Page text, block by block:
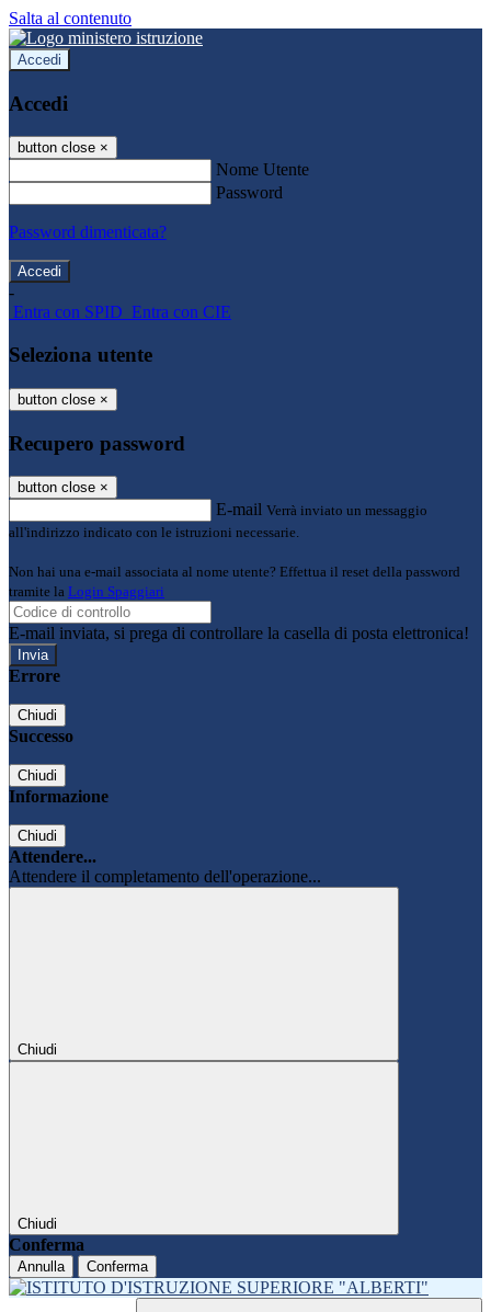
Salta al contenuto
Accedi
Accedi
button close ×
Nome Utente
Password
Password dimenticata?
-
Entra con SPID Entra con CIE
Seleziona utente
button close ×
Recupero password
button close ×
E-mail Verrà inviato un messaggio
all'indirizzo indicato con le istruzioni necessarie.
Non hai una e-mail associata al nome utente? Effettua il reset della password
tramite la Login Spaggiari
E-mail inviata, si prega di controllare la casella di posta elettronica!
Errore
Chiudi
Successo
Chiudi
Informazione
Chiudi
Attendere...
Attendere il completamento dell'operazione...
Chiudi
Chiudi
Conferma
Annulla Conferma